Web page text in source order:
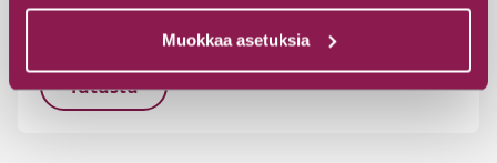
Muokkaa asetuksia
Julma-Ölkyntie 86, Kuusamo, 93700 Suomussalmi
Tutustu